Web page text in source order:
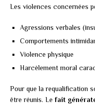
Les violences concernées
Agressions verbales
Comportements
Violence physique
Harcèlement moral
Pour que la requalification
être réunis. Le fait